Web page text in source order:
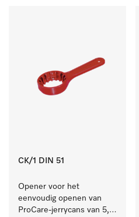
CK/1 DIN 51
Opener voor het
eenvoudig openen van
ProCare-jerrycans van 5,